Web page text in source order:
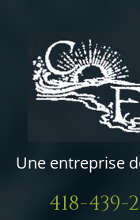
Une entreprise
418-439-